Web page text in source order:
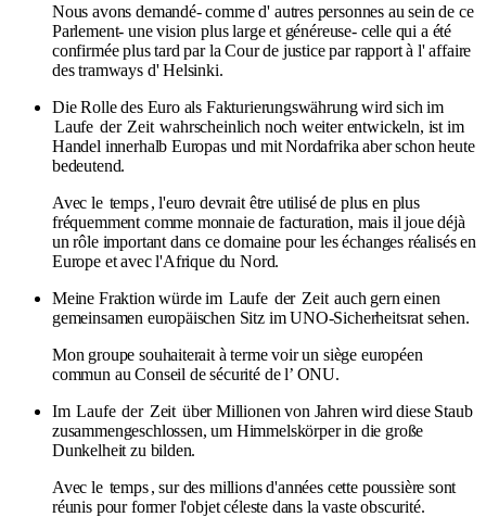
Nous avons demandé- comme d' autres personnes au sein de ce
Parlement- une vision plus large et généreuse- celle qui a été
confirmée plus tard par la Cour de justice par rapport à l' affaire
des tramways d' Helsinki.
Die Rolle des Euro als Fakturierungswährung wird sich im
Laufe der Zeit wahrscheinlich noch weiter entwickeln, ist im
Handel innerhalb Europas und mit Nordafrika aber schon heute
bedeutend.
Avec le temps, l'euro devrait être utilisé de plus en plus
fréquemment comme monnaie de facturation, mais il joue déjà
un rôle important dans ce domaine pour les échanges réalisés en
Europe et avec l'Afrique du Nord.
Meine Fraktion würde im Laufe der Zeit auch gern einen
gemeinsamen europäischen Sitz im UNO-Sicherheitsrat sehen.
Mon groupe souhaiterait à terme voir un siège européen
commun au Conseil de sécurité de l’ ONU.
Im Laufe der Zeit über Millionen von Jahren wird diese Staub
zusammengeschlossen, um Himmelskörper in die große
Dunkelheit zu bilden.
Avec le temps, sur des millions d'années cette poussière sont
réunis pour former l'objet céleste dans la vaste obscurité.